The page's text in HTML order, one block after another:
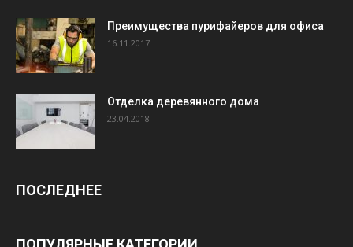
Преимущества пурифайеров для офиса
16.11.2017
Отделка деревянного дома
23.04.2018
ПОСЛЕДНЕЕ